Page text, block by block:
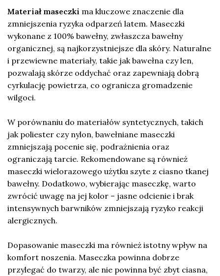
Materiał maseczki ma kluczowe znaczenie dla
zmniejszenia ryzyka odparzeń latem. Maseczki
wykonane z 100% bawełny, zwłaszcza bawełny
organicznej, są najkorzystniejsze dla skóry. Naturalne
i przewiewne materiały, takie jak bawełna czy len,
pozwalają skórze oddychać oraz zapewniają dobrą
cyrkulację powietrza, co ogranicza gromadzenie
wilgoci.
W porównaniu do materiałów syntetycznych, takich
jak poliester czy nylon, bawełniane maseczki
zmniejszają pocenie się, podrażnienia oraz
ograniczają tarcie. Rekomendowane są również
maseczki wielorazowego użytku szyte z ciasno tkanej
bawełny. Dodatkowo, wybierając maseczkę, warto
zwrócić uwagę na jej kolor – jasne odcienie i brak
intensywnych barwników zmniejszają ryzyko reakcji
alergicznych.
Dopasowanie maseczki ma również istotny wpływ na
komfort noszenia. Maseczka powinna dobrze
przylegać do twarzy, ale nie powinna być zbyt ciasna,